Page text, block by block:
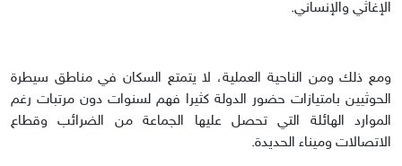
الإغاثي والإنساني.
ومع ذلك ومن الناحية العملية، لا يتمتع السكان في مناطق سيطرة
الحوثيين بامتيازات حضور الدولة كثيرا فهم لسنوات دون مرتبات رغم
الموارد الهائلة التي تحصل عليها الجماعة من الضرائب وقطاع
الاتصالات وميناء الحديدة.